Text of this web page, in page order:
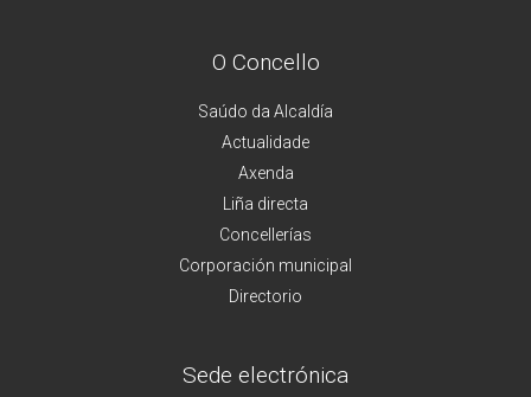
O Concello
Saúdo da Alcaldía
Actualidade
Axenda
Liña directa
Concellerías
Corporación municipal
Directorio
Sede electrónica